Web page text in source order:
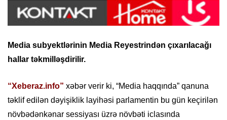
Media subyektlərinin Media Reyestrindən çıxarılacağı
hallar təkmilləşdirilir.
“Xeberaz.info” xəbər verir ki, “Media haqqında” qanuna
təklif edilən dəyişiklik layihəsi parlamentin bu gün keçirilən
növbədənkənar sessiyası üzrə növbəti iclasında